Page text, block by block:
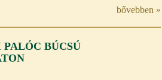
bővebben »
BÚCSÚ